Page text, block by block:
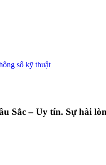
số kỹ thuật
Sắc – Uy tín. Sự hài